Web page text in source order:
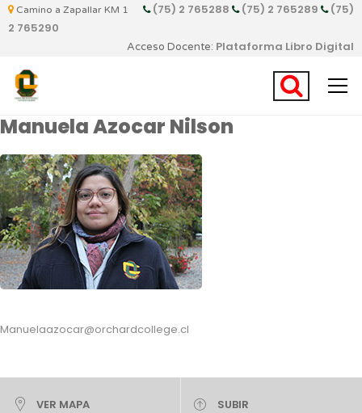
Camino a Zapallar KM 1 (75) 2 765288 (75) 2 765289
(75)
2 765290
Acceso Docente: Plataforma Libro Digital
Manuela Azocar Nilson
Manuelaazocar@orchardcollege.cl
VER MAPA SUBIR